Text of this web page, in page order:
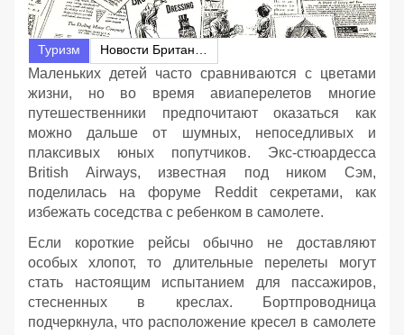
Туризм
Маленьких детей часто сравниваются с цветами
жизни, но во время авиаперелетов многие
путешественники предпочитают оказаться как
можно дальше от шумных, непоседливых и
плаксивых юных попутчиков. Экс-стюардесса
British Airways, известная под ником Сэм,
поделилась на форуме Reddit секретами, как
избежать соседства с ребенком в самолете.
Если короткие рейсы обычно не доставляют
особых хлопот, то длительные перелеты могут
стать настоящим испытанием для пассажиров,
стесненных в креслах. Бортпроводница
подчеркнула, что расположение кресел в самолете